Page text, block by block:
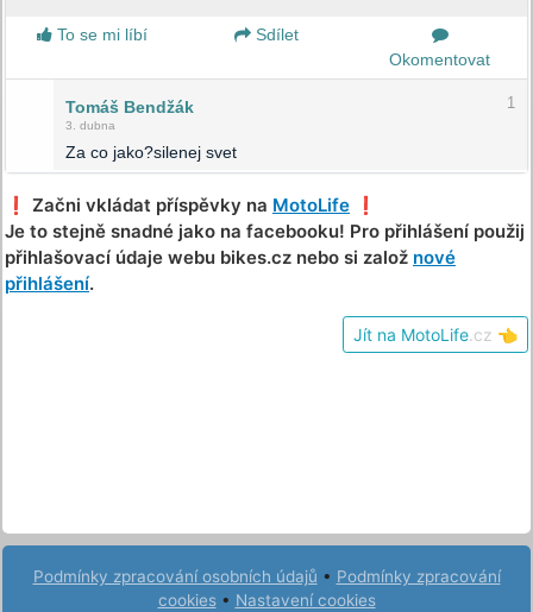
To se mi líbí
Sdílet
Okomentovat
Tomáš Bendžák
3. dubna
1
Za co jako?silenej svet
❗️ Začni vkládat příspěvky na MotoLife ❗️
Je to stejně snadné jako na facebooku! Pro přihlášení použij
přihlašovací údaje webu bikes.cz nebo si založ nové
přihlášení.
Jít na MotoLife .cz 👈
Podmínky zpracování osobních údajů • Podmínky zpracování
cookies• Nastavení cookies